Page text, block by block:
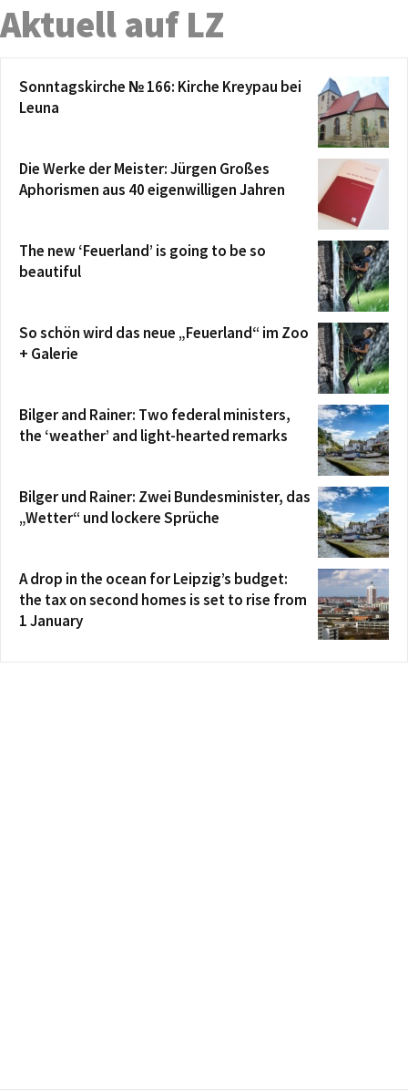
Aktuell auf LZ
Sonntagskirche № 166: Kirche Kreypau bei
Leuna
Die Werke der Meister: Jürgen Großes
Aphorismen aus 40 eigenwilligen Jahren
The new ‘Feuerland’ is going to be so
beautiful
So schön wird das neue „Feuerland“ im Zoo
+ Galerie
Bilger and Rainer: Two federal ministers,
the ‘weather’ and light-hearted remarks
Bilger und Rainer: Zwei Bundesminister, das
„Wetter“ und lockere Sprüche
A drop in the ocean for Leipzig’s budget:
the tax on second homes is set to rise from
1 January